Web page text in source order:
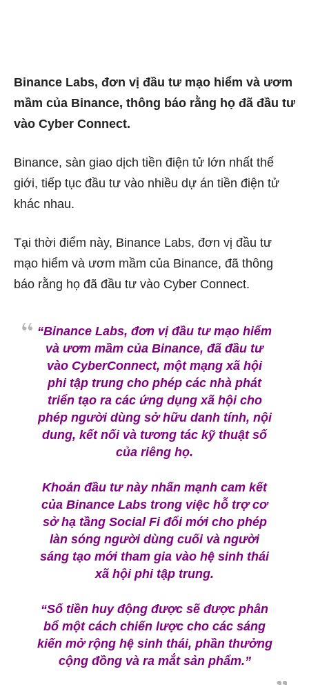
Binance Labs, đơn vị đầu tư mạo hiểm và ươm
mầm của Binance, thông báo rằng họ đã đầu tư
vào Cyber ​​Connect.
Binance, sàn giao dịch tiền điện tử lớn nhất thế
giới, tiếp tục đầu tư vào nhiều dự án tiền điện tử
khác nhau.
Tại thời điểm này, Binance Labs, đơn vị đầu tư
mạo hiểm và ươm mầm của Binance, đã thông
báo rằng họ đã đầu tư vào Cyber ​​Connect.
“Binance Labs, đơn vị đầu tư mạo hiểm
và ươm mầm của Binance, đã đầu tư
vào CyberConnect, một mạng xã hội
phi tập trung cho phép các nhà phát
triển tạo ra các ứng dụng xã hội cho
phép người dùng sở hữu danh tính, nội
dung, kết nối và tương tác kỹ thuật số
của riêng họ.
Khoản đầu tư này nhấn mạnh cam kết
của Binance Labs trong việc hỗ trợ cơ
sở hạ tầng Social Fi đổi mới cho phép
làn sóng người dùng cuối và người
sáng tạo mới tham gia vào hệ sinh thái
xã hội phi tập trung.
“Số tiền huy động được sẽ được phân
bổ một cách chiến lược cho các sáng
kiến ​​mở rộng hệ sinh thái, phần thưởng
cộng đồng và ra mắt sản phẩm.”